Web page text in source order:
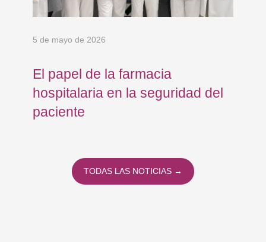
5 de mayo de 2026
El papel de la farmacia
hospitalaria en la seguridad del
paciente
TODAS LAS NOTICIAS →